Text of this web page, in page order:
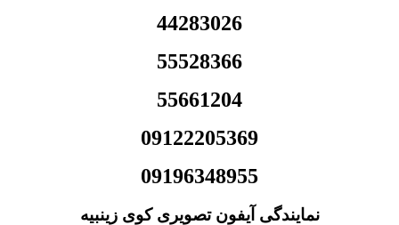
44283026
55528366
55661204
09122205369
09196348955
نمایندگی آیفون تصویری کوی زینبیه